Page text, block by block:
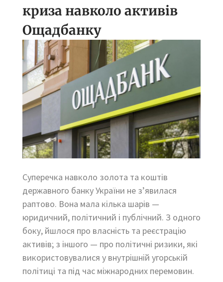
криза навколо активів
Ощадбанку
Суперечка навколо золота та коштів
державного банку України не з’явилася
раптово. Вона мала кілька шарів —
юридичний, політичний і публічний. З одного
боку, йшлося про власність та реєстрацію
активів; з іншого — про політичні ризики, які
використовувалися у внутрішній угорській
політиці та під час міжнародних перемовин.